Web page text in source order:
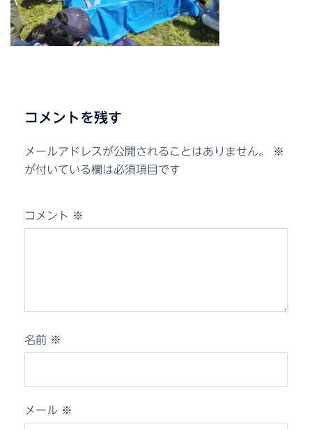
コメントを残す
メールアドレスが公開されることはありません。
※
が付いている欄は必須項目です
コメント ※
名前 ※
メール ※